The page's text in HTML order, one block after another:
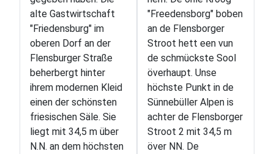
alte Gastwirtschaft
"Friedensburg" im
oberen Dorf an der
Flensburger Straße
beherbergt hinter
ihrem modernen Kleid
einen der schönsten
friesischen Säle. Sie
liegt mit 34,5 m über
N.N. an dem höchsten
"Freedensborg" boben
an de Flensborger
Stroot hett een vun
de schmückste Sool
överhaupt. Unse
höchste Punkt in de
Sünnebüller Alpen is
achter de Flensborger
Stroot 2 mit 34,5 m
över NN. De